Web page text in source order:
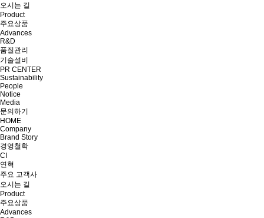
오시는 길
Product
주요상품
Advances
R&D
품질관리
기술설비
PR CENTER
Sustainability
People
Notice
Media
문의하기
HOME
Company
Brand Story
경영철학
CI
연혁
주요 고객사
오시는 길
Product
주요상품
Advances